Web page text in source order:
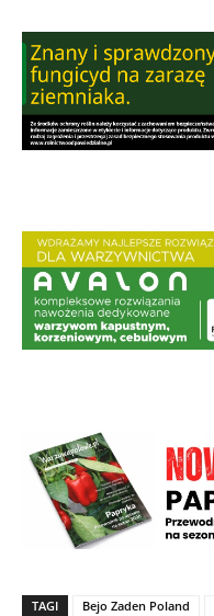
TAGI Bejo Zaden Poland